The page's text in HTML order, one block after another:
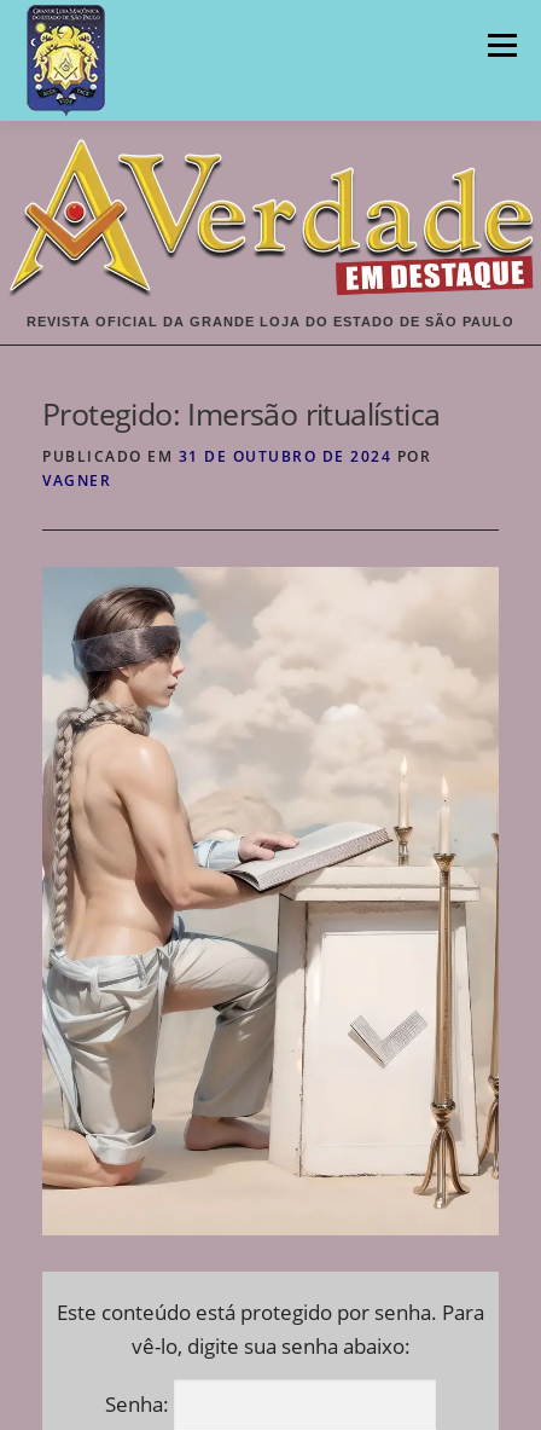
Pular
conteúdo
Menu
INÍCIO EDIÇÕES
REVISTA OFICIAL DA GRANDE LOJA DO ESTADO DE SÃO PAULO
Protegido: Imersão ritualística
PUBLICADO EM 31 DE OUTUBRO DE 2024 POR
VAGNER
Este conteúdo está protegido por senha. Para
vê-lo, digite sua senha abaixo:
Senha: